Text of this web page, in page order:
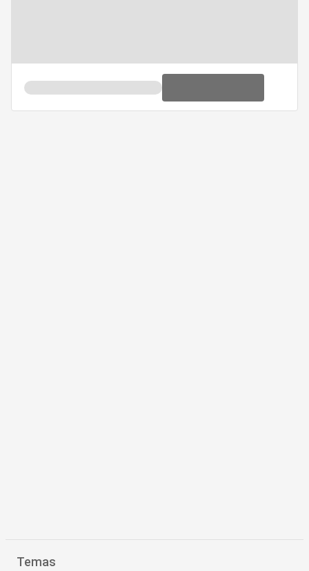
Temas